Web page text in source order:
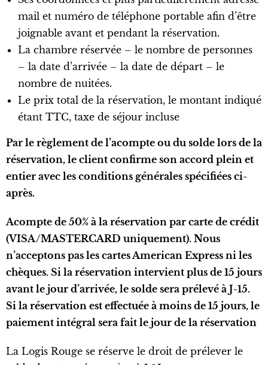
mail et numéro de téléphone portable afin d’être
joignable avant et pendant la réservation.
La chambre réservée – le nombre de personnes
– la date d’arrivée – la date de départ – le
nombre de nuitées.
Le prix total de la réservation, le montant indiqué
étant TTC, taxe de séjour incluse
Par le règlement de l’acompte ou du solde lors de la
réservation, le client confirme son accord plein et
entier avec les conditions générales spécifiées ci-
après.
Acompte de 50% à la réservation par carte de crédit
(VISA/MASTERCARD uniquement). Nous
n’acceptons pas les cartes American Express ni les
chèques. Si la réservation intervient plus de 15 jours
avant le jour d’arrivée, le solde sera prélevé à J-15.
Si la réservation est effectuée à moins de 15 jours, le
paiement intégral sera fait le jour de la réservation
La Logis Rouge se réserve le droit de prélever le